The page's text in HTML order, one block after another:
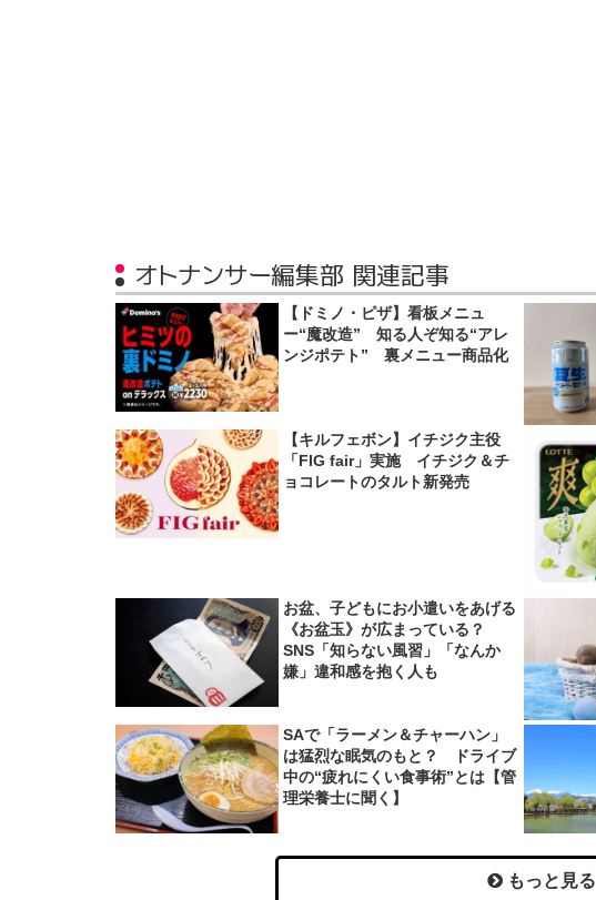
オトナンサー編集部 関連記事
【ドミノ・ピザ】看板メニュ
ー“魔改造” 知る人ぞ知る“アレ
ンジポテト” 裏メニュー商品化
【キルフェボン】イチジク主役
「FIG fair」実施 イチジク＆チ
ョコレートのタルト新発売
お盆、子どもにお小遣いをあげる
《お盆玉》が広まっている？
SNS「知らない風習」「なんか
嫌」違和感を抱く人も
SAで「ラーメン＆チャーハン」
は猛烈な眠気のもと？ ドライブ
中の“疲れにくい食事術”とは【管
理栄養士に聞く】
もっと見る